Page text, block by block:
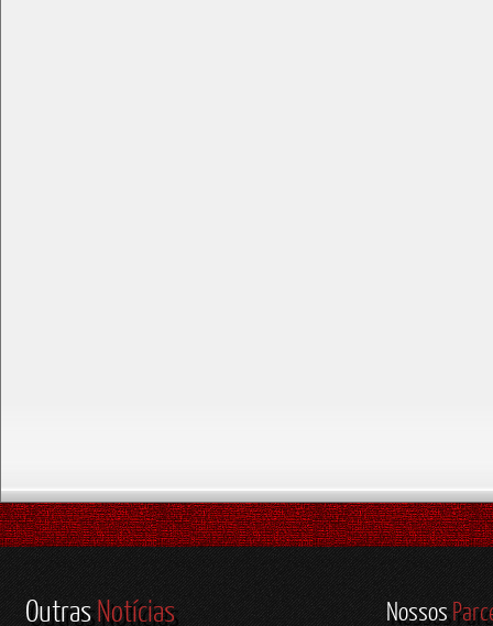
OutrasNotícias Nossos